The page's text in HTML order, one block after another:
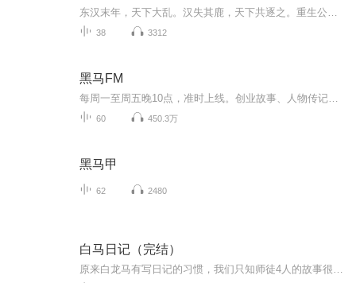
38 3312
黑马FM
60 450.3万
黑马甲
62 2480
白马日记（完结）